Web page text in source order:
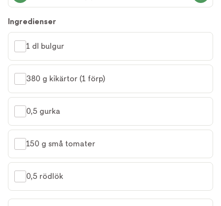
Ingredienser
1 dl bulgur
380 g kikärtor (1 förp)
0,5 gurka
150 g små tomater
0,5 rödlök